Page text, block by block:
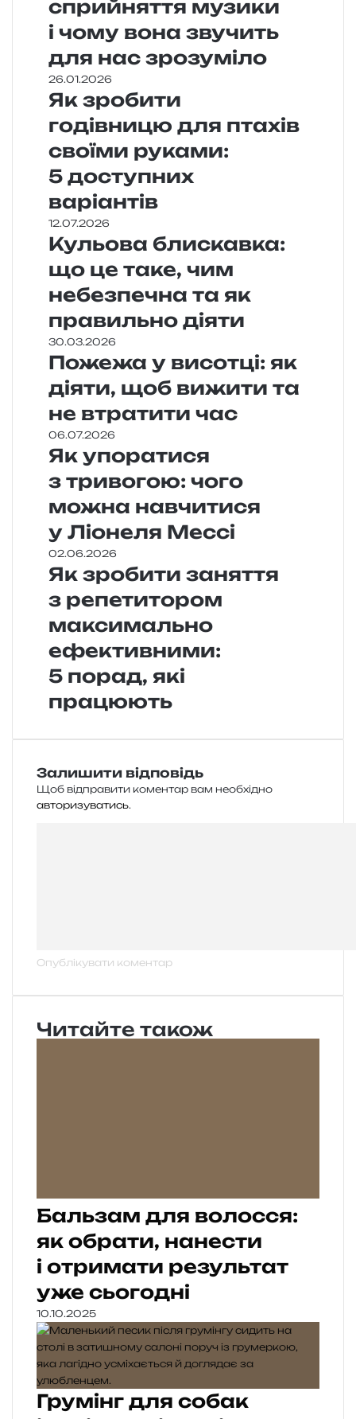
сприйняття музики
і чому вона звучить
для нас зрозуміло
26.01.2026
Як зробити
годівницю для птахів
своїми руками:
5 доступних
варіантів
12.07.2026
Кульова блискавка:
що це таке, чим
небезпечна та як
правильно діяти
30.03.2026
Пожежа у висотці: як
діяти, щоб вижити та
не втратити час
06.07.2026
Як упоратися
з тривогою: чого
можна навчитися
у Ліонеля Мессі
02.06.2026
Як зробити заняття
з репетитором
максимально
ефективними:
5 порад, які
працюють
Залишити відповідь
Щоб відправити коментар вам необхідно
авторизуватись.
Читайте також
Бальзам для волосся:
як обрати, нанести
і отримати результат
уже сьогодні
10.10.2025
Грумінг для собак